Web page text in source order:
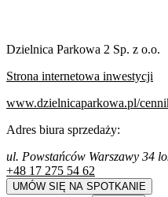
Dzielnica Parkowa 2 Sp. z o.o.
Strona internetowa inwestycji
www.dzielnicaparkowa.pl/
Adres biura sprzedaży:
ul. Powstańców Warszawy 34
+48 17 275 54 62
UMÓW SIĘ NA SPOTKANIE